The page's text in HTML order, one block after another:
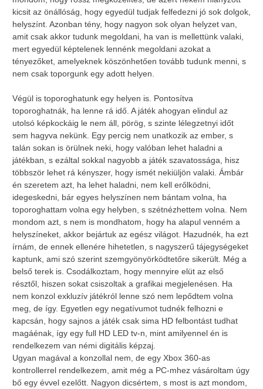
kicsit az önállóság, hogy egyedül tudjak felfedezni jó sok dolgok,
helyszínt. Azonban tény, hogy nagyon sok olyan helyzet van,
amit csak akkor tudunk megoldani, ha van is mellettünk valaki,
mert egyedül képtelenek lennénk megoldani azokat a
tényezőket, amelyeknek köszönhetően tovább tudunk menni, s
nem csak toporgunk egy adott helyen.
Végül is toporoghatunk egy helyen is. Pontosítva
toporoghatnák, ha lenne rá idő. A játék ahogyan elindul az
utolsó képkockáig le nem áll, pörög, s szinte lélegzetnyi időt
sem hagyva nekünk. Egy percig nem unatkozik az ember, s
talán sokan is örülnek neki, hogy valóban lehet haladni a
játékban, s ezáltal sokkal nagyobb a játék szavatossága, hisz
többször lehet rá kényszer, hogy ismét nekiüljön valaki. Ámbár
én szeretem azt, ha lehet haladni, nem kell erőlködni,
idegeskedni, bár egyes helyszínen nem bántam volna, ha
toporoghattam volna egy helyben, s szétnézhettem volna. Nem
mondom azt, s nem is mondhatom, hogy ha alapul venném a
helyszíneket, akkor bejártuk az egész világot. Hazudnék, ha ezt
írnám, de ennek ellenére hihetetlen, s nagyszerű tájegységeket
kaptunk, ami szó szerint szemgyönyörködtetőre sikerült. Még a
belső terek is. Csodálkoztam, hogy mennyire elüt az első
résztől, hiszen sokat csiszoltak a grafikai megjelenésen. Ha
nem konzol exkluzív játékról lenne szó nem lepődtem volna
meg, de így. Egyetlen egy negatívumot tudnék felhozni e
kapcsán, hogy sajnos a játék csak sima HD felbontást tudhat
magáénak, így egy full HD LED tv-n, mint amilyennel én is
rendelkezem van némi digitális képzaj.
Ugyan magával a konzollal nem, de egy Xbox 360-as
kontrollerrel rendelkezem, amit még a PC-mhez vásároltam úgy
bő egy évvel ezelőtt. Nagyon dicsértem, s most is azt mondom,